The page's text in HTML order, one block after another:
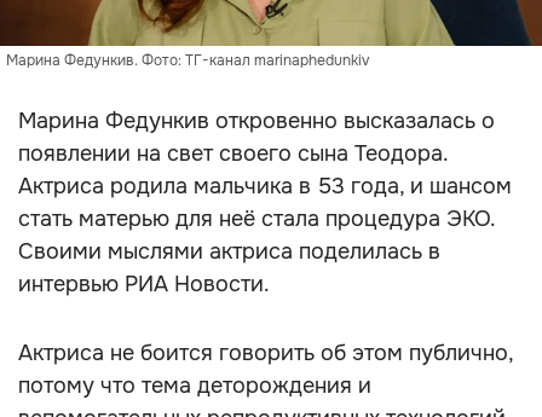
Марина Федункив. Фото: ТГ-канал marinaphedunkiv
Марина Федункив откровенно высказалась о
появлении на свет своего сына Теодора.
Актриса родила мальчика в 53 года, и шансом
стать матерью для неё стала процедура ЭКО.
Своими мыслями актриса поделилась в
интервью РИА Новости.
Актриса не боится говорить об этом публично,
потому что тема деторождения и